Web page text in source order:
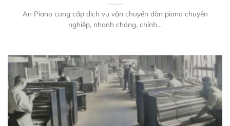
An Piano cung cấp dịch vụ vận chuyển đàn piano chuyên
nghiệp, nhanh chóng, chính...